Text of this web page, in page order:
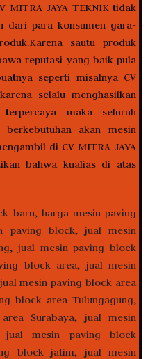
MITRA JAYA TEKNIK tidak
dari para konsumen gara-
sautu produk
reputasi yang baik pula
seperti misalnya CV
selalu menghasilkan
maka seluruh
akan mesin
di CV MITRA JAYA
bahwa kualias di atas